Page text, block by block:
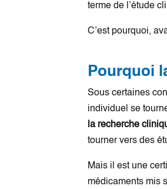
terme de l’étude
C’est pourquoi,
Pourquoi
Sous certaines
individuel se
la recherche
tourner vers des
Mais il est une
médicaments mis